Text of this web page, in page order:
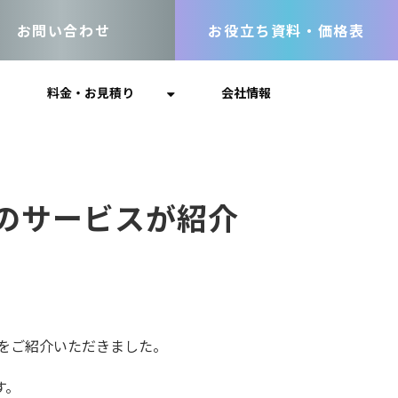
お問い合わせ お役立ち資料・価格表
料金・お見積り 会社情報
サービスが紹介
ご紹介いただきました。